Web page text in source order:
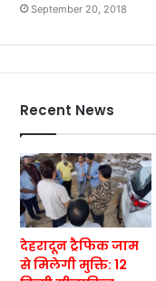
September 20, 2018
Recent News
देहरादून ट्रैफिक जाम
से मिलेगी मुक्ति: 12